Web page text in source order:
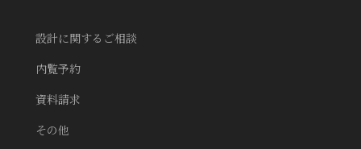
設計に関するご相談
内覧予約
資料請求
その他